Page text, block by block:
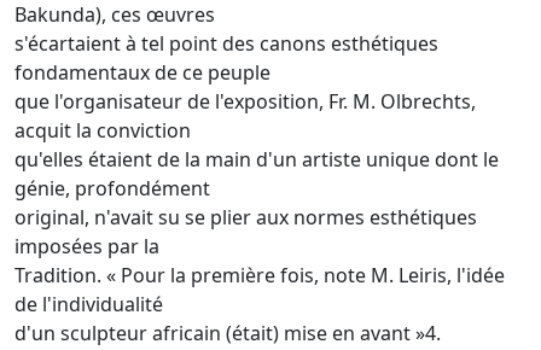
Bakunda), ces œuvres
s'écartaient à tel point des canons esthétiques
fondamentaux de ce peuple
que l'organisateur de l'exposition, Fr. M. Olbrechts,
acquit la conviction
qu'elles étaient de la main d'un artiste unique dont le
génie, profondément
original, n'avait su se plier aux normes esthétiques
imposées par la
Tradition. « Pour la première fois, note M. Leiris, l'idée
de l'individualité
d'un sculpteur africain (était) mise en avant »4.